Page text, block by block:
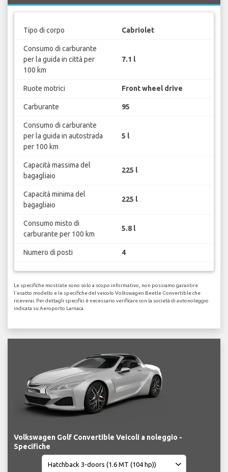
Tipo di corpo Cabriolet
Consumo di carburante
per la guida in città per
100 km
7.1 l
Ruote motrici Front wheel drive
Carburante 95
Consumo di carburante
per la guida in autostrada
per 100 km
5 l
Capacità massima del
bagagliaio
225 l
Capacità minima del
bagagliaio
225 l
Consumo misto di
carburante per 100 km
5.8 l
Numero di posti 4
Le specifiche mostrate sono solo a scopo informativo, non possiamo garantire
l'esatto modello e le specifiche del veicolo Volkswagen Beetle Convertible che
riceverai. Per dettagli specifici è necessario verificare con la società di autonoleggio
indicata su Aeroporto Larnaca.
Volkswagen Golf Convertible Veicoli a noleggio -
Specifiche